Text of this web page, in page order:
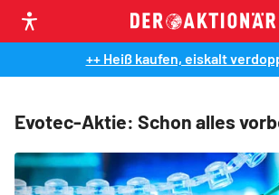
++ Heiß kaufen, eiskalt
Evotec-Aktie: Schon alles